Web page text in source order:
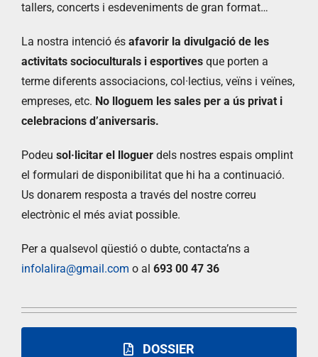
tallers, concerts i esdeveniments de gran format…
La nostra intenció és afavorir la divulgació de les
activitats socioculturals i esportivesque porten a
terme diferents associacions, col·lectius, veïns i veïnes,
empreses, etc. No lloguem les sales per a ús privat i
celebracions d’aniversaris.
Podeu sol·licitar el lloguerdels nostres espais omplint
el formulari de disponibilitat que hi ha a continuació.
Us donarem resposta a través del nostre correu
electrònic el més aviat possible.
Per a qualsevol qüestió o dubte, contacta’ns a
infolalira@gmail.com o al 693 00 47 36
DOSSIER